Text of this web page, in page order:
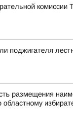
комиссии
поджигателя
размещения